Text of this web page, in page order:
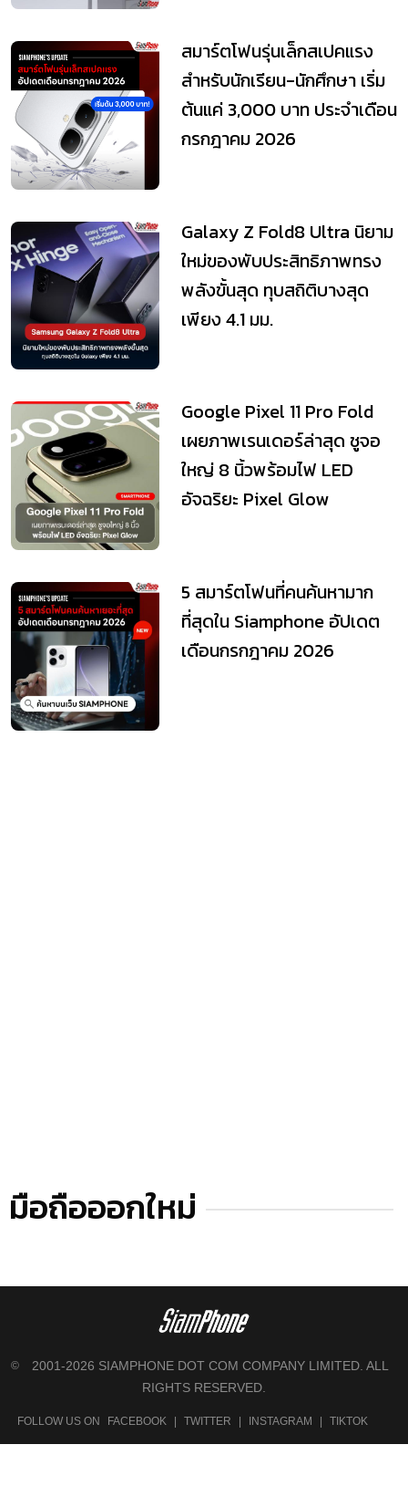
สมาร์ตโฟนรุ่นเล็กสเปคแรง
สำหรับนักเรียน-นักศึกษา เริ่ม
ต้นแค่ 3,000 บาท ประจำเดือน
กรกฎาคม 2026
Galaxy Z Fold8 Ultra นิยาม
ใหม่ของพับประสิทธิภาพทรง
พลังขั้นสุด ทุบสถิติบางสุด
เพียง 4.1 มม.
Google Pixel 11 Pro Fold
เผยภาพเรนเดอร์ล่าสุด ชูจอ
ใหญ่ 8 นิ้วพร้อมไฟ LED
อัจฉริยะ Pixel Glow
5 สมาร์ตโฟนที่คนค้นหามาก
ที่สุดใน Siamphone อัปเดต
เดือนกรกฎาคม 2026
มือถือออกใหม่
©
2001-2026 SIAMPHONE DOT COM COMPANY LIMITED. ALL
RIGHTS RESERVED.
FOLLOW US ON FACEBOOK | TWITTER | INSTAGRAM | TIKTOK